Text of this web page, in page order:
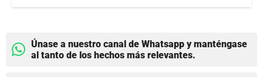
Únase a nuestro canal de Whatsapp y manténgase
al tanto de los hechos más relevantes.